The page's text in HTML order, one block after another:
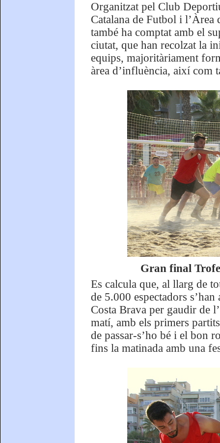
Organitzat pel Club
Catalana de Futbol i l’Àrea
també ha comptat amb el
ciutat, que han recolzat la
equips, majoritàriament
àrea d’influència, així com
Gran final
Es calcula que, al llarg de
de 5.000 espectadors
Costa Brava per gaudir de
matí, amb els primers
de passar-s’ho bé i el bon
fins la matinada amb una